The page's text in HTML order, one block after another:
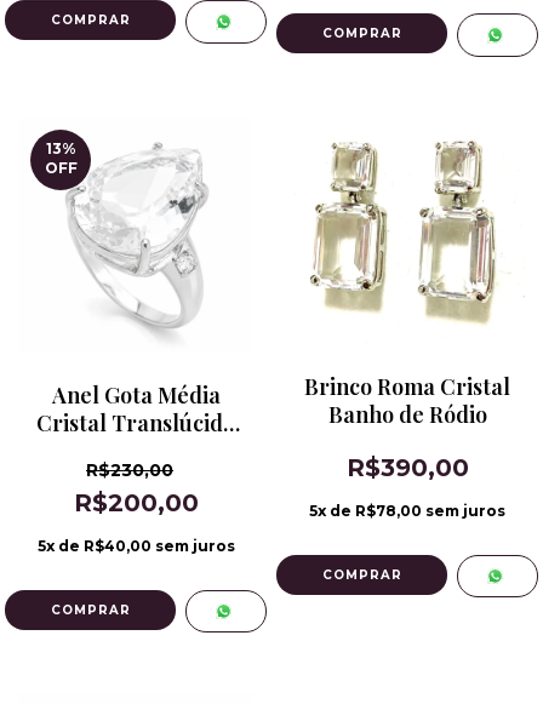
COMPRAR
COMPRAR
13%
OFF
Anel Gota Média
Cristal Translúcido
R$230,00
R$200,00
5x de R$40,00 sem juros
COMPRAR
Brinco Roma Cristal
Banho de Ródio
R$390,00
5x de R$78,00 sem juros